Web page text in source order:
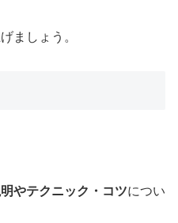
ましょう。
やテクニック・コツについ